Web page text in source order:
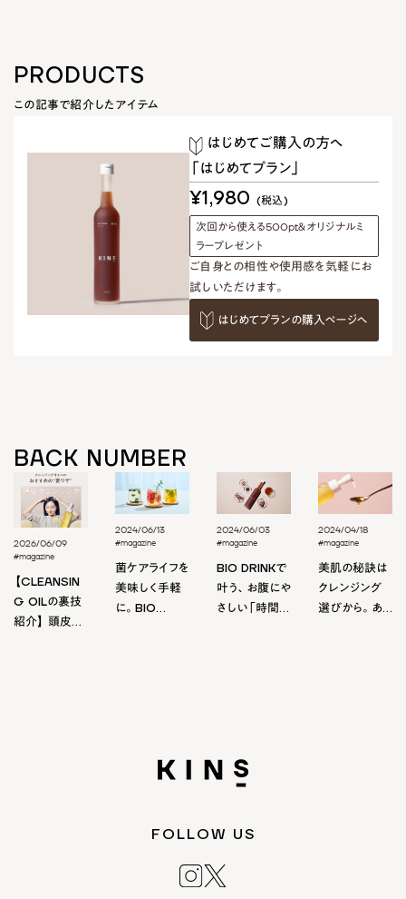
PRODUCTS
この記事で紹介したアイテム
はじめてご購入の方へ
「はじめてプラン」
¥1,980 (税込)
次回から使える500pt＆オリジナルミ
ラープレゼント
ご自身との相性や使用感を気軽にお
試しいただけます。
はじめてプランの購入ページへ
BACK NUMBER
2026/06/09
#magazine
【CLEANSIN
G OILの裏技
紹介】 頭皮ク
2024/06/13
#magazine
菌ケアライフを
美味しく手軽
に。BIO
2024/06/03
#magazine
BIO DRINKで
叶う、お腹にや
さしい「時間制
2024/04/18
#magazine
美肌の秘訣は
クレンジング
選びから。あ
FOLLOW US